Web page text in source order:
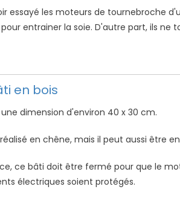
essayé les moteurs de tournebroche
entrainer la soie. D'autre part, ils ne
en bois
dimension d'environ 40 x 30 cm.
en chêne, mais il peut aussi être
ce bâti doit être fermé pour que le
électriques soient protégés.